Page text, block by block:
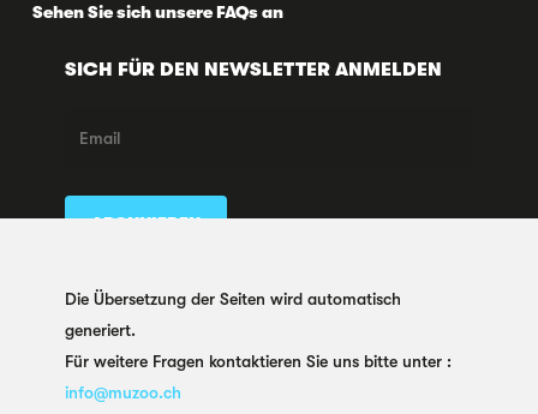
Sehen Sie sich unsere FAQs an
SICH FÜR DEN NEWSLETTER ANMELDEN
FOLGEN SIE UNS AUCH HIER
Die Übersetzung der Seiten wird automatisch
generiert.
Für weitere Fragen kontaktieren Sie uns bitte unter :
info@muzoo.ch